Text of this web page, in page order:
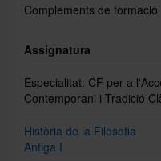
Complements de formació
Assignatura
Especialitat: CF per a
Contemporani i Tradició
Història de la Filosofia
Antiga I